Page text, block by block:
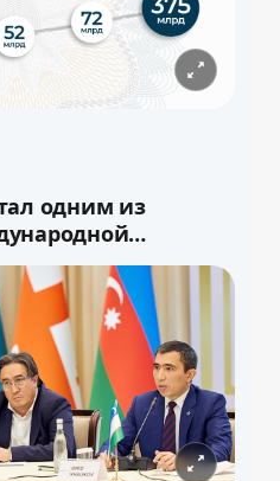
Свернуть
Свернуть
одним из
ёмкости «Turan»